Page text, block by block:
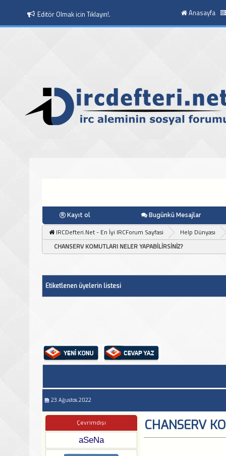
Moderatör Olmak icin Tıklayın!. Anasayfa
Kayıt ol Bugünkü Mesajlar
IRCDefteri.Net - En İyi IRCForum Sayfasi
Help Dünyası
CHANSERV KOMUTLARI NELER YAPABİLİRSİNİZ?
Etiketlenen üyelerin listesi
23.Ağustos.2022
Çevrimdışı
aSeNa
CHANSERV